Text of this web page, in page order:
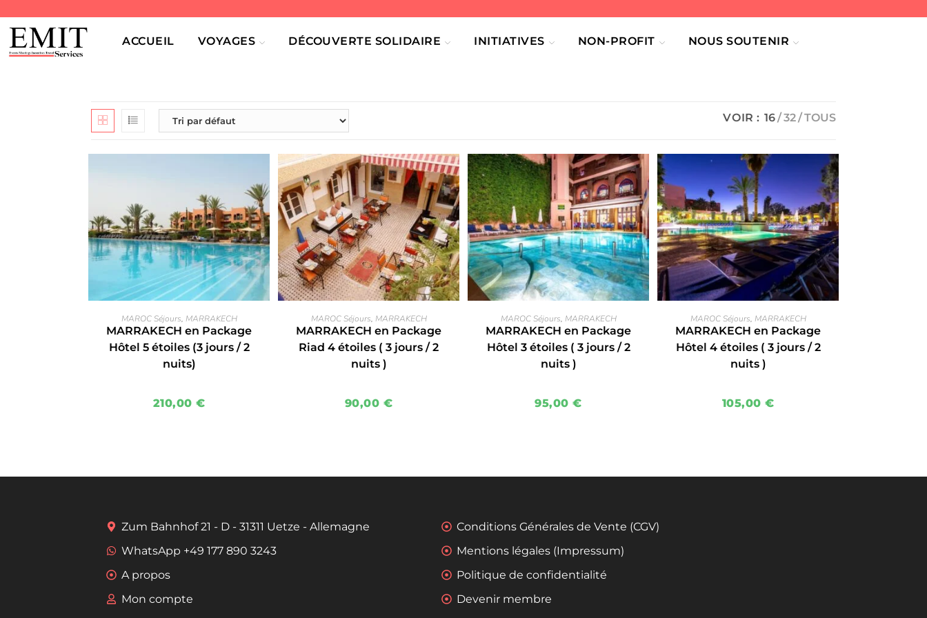
ACCUEIL VOYAGES DÉCOUVERTE SOLIDAIRE INITIATIVES NON-PROFIT NOUS SOUTENIR
VOIR : 16 32 TOUS
EN SAVOIR PLUS
MAROC Séjours, MARRAKECH
MARRAKECH en Package
Hôtel 5 étoiles (3 jours / 2
nuits)
210,00 €
EN SAVOIR PLUS
MAROC Séjours, MARRAKECH
MARRAKECH en Package
Riad 4 étoiles ( 3 jours / 2
nuits )
90,00 €
EN SAVOIR PLUS
MAROC Séjours, MARRAKECH
MARRAKECH en Package
Hôtel 3 étoiles ( 3 jours / 2
nuits )
95,00€
EN SAVOIR PLUS
MAROC Séjours, MARRAKECH
MARRAKECH en Package
Hôtel 4 étoiles ( 3 jours / 2
nuits )
105,00 €
Zum Bahnhof 21 - D - 31311 Uetze - Allemagne
WhatsApp +49 177 890 3243
A propos
Mon compte
Conditions Générales de Vente (CGV)
Mentions légales (Impressum)
Politique de confidentialité
Devenir membre